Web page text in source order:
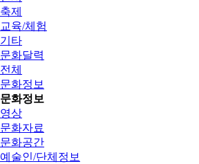
축제
교육/체험
기타
문화달력
전체
문화정보
문화정보
영상
문화자료
문화공간
예술인/단체정보